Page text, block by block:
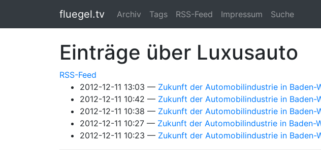
fluegel.tv Archiv Tags RSS-Feed Impressum Suche
Einträge über Luxusauto
RSS-Feed
2012-12-11 13:03
Zukunft der Automobilindustrie in Baden-
2012-12-11 10:42
Zukunft der Automobilindustrie in Baden-
2012-12-11 10:38
Zukunft der Automobilindustrie in Baden-
2012-12-11 10:27
Zukunft der Automobilindustrie in Baden-
2012-12-11 10:23
Zukunft der Automobilindustrie in Baden-